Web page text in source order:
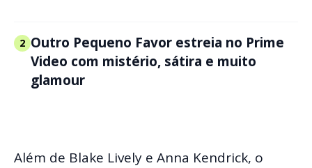
2 Outro Pequeno Favor estreia no Prime
Video com mistério, sátira e muito
glamour
Além de Blake Lively e Anna Kendrick, o